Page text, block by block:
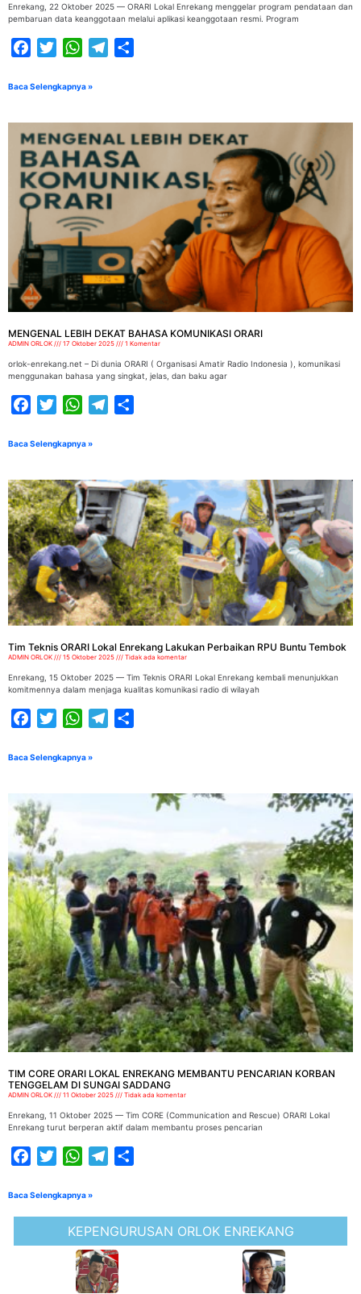
Enrekang, 22 Oktober 2025 — ORARI Lokal Enrekang menggelar program pendataan dan
pembaruan data keanggotaan melalui aplikasi keanggotaan resmi. Program
FacebookTwitterWhatsAppTelegram
Baca Selengkapnya »
MENGENAL LEBIH DEKAT BAHASA KOMUNIKASI ORARI
ADMIN ORLOK 17 Oktober 2025 1 Komentar
orlok-enrekang.net – Di dunia ORARI ( Organisasi Amatir Radio Indonesia ), komunikasi
menggunakan bahasa yang singkat, jelas, dan baku agar
FacebookTwitterWhatsAppTelegram
Baca Selengkapnya »
Tim Teknis ORARI Lokal Enrekang Lakukan Perbaikan RPU Buntu Tembok
ADMIN ORLOK 15 Oktober 2025 Tidak ada komentar
Enrekang, 15 Oktober 2025 — Tim Teknis ORARI Lokal Enrekang kembali menunjukkan
komitmennya dalam menjaga kualitas komunikasi radio di wilayah
FacebookTwitterWhatsAppTelegram
Baca Selengkapnya »
TIM CORE ORARI LOKAL ENREKANG MEMBANTU PENCARIAN KORBAN
TENGGELAM DI SUNGAI SADDANG
ADMIN ORLOK 11 Oktober 2025 Tidak ada komentar
Enrekang, 11 Oktober 2025 — Tim CORE (Communication and Rescue) ORARI Lokal
Enrekang turut berperan aktif dalam membantu proses pencarian
FacebookTwitterWhatsAppTelegram
Baca Selengkapnya »
KEPENGURUSAN ORLOK ENREKANG